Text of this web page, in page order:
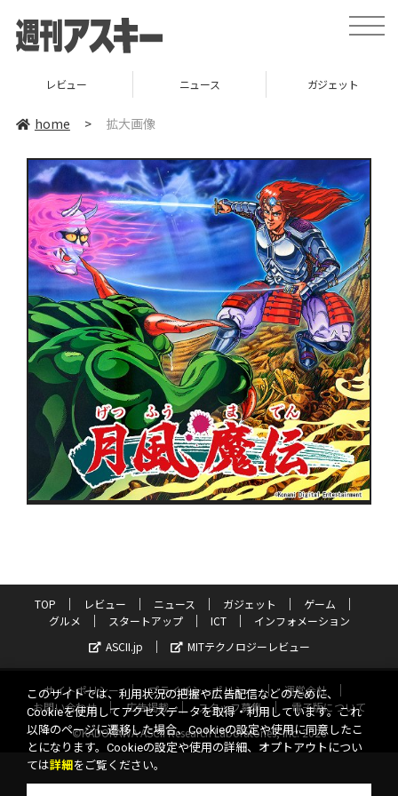
toggle
レビュー ニュース ガジェット
home > 拡大画像
TOP レビュー ニュース ガジェット
ゲーム
グルメ
スタートアップ ICT
インフォメーション
ASCII.jp
MITテクノロジーレビュー
サイトポリシー プライバシーポリシー
運営会社
お問い合わせ
広告掲載 スタッフ募集
電子版について
©KADOKAWA ASCII Research Laboratories, Inc. 2026
このサイトでは、利用状況の把握や広告配信などのために、
Cookieを使用してアクセスデータを取得・利用しています。これ
以降のページに遷移した場合、Cookieの設定や使用に同意したこ
とになります。Cookieの設定や使用の詳細、オプトアウトについ
ては詳細 をご覧ください。